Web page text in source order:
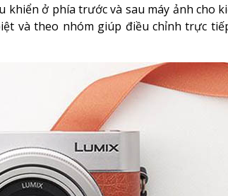
khiển ở phía trước và sau máy ảnh cho
và theo nhóm giúp điều chỉnh trực